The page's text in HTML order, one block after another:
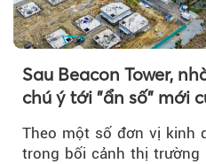
Sau Beacon Tower,
chú ý tới "ẩn số" mới
Theo một số đơn vị kinh
trong bối cảnh thị trường